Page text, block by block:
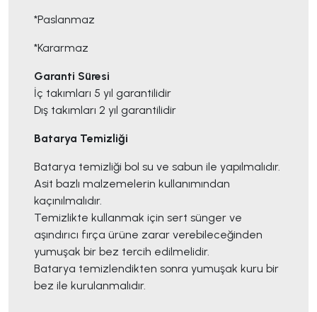
*Paslanmaz
*Kararmaz
Garanti Süresi
İç takımları 5 yıl garantilidir
Dış takımları 2 yıl garantilidir
Batarya Temizliği
Batarya temizliği bol su ve sabun ile yapılmalıdır.
Asit bazlı malzemelerin kullanımından
kaçınılmalıdır.
Temizlikte kullanmak için sert sünger ve
aşındırıcı fırça ürüne zarar verebileceğinden
yumuşak bir bez tercih edilmelidir.
Batarya temizlendikten sonra yumuşak kuru bir
bez ile kurulanmalıdır.